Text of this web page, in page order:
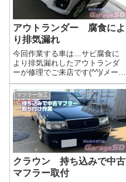
アウトランダー 腐食によ
り排気漏れ
今回作業する車は…サビ腐食に
より排気漏れしたアウトランダ
ーが修理でご来店です(^^)/メーカ
ー三菱車種アウトランダー作業
はこちら 今回の作業は…腐食に
より排気漏れしたマフラーを溶
接修理します完全にポッキリい
っとります(/ω＼)作業写真事前
に...
マフラー加工
クラウン 持ち込みで中古
マフラー取付